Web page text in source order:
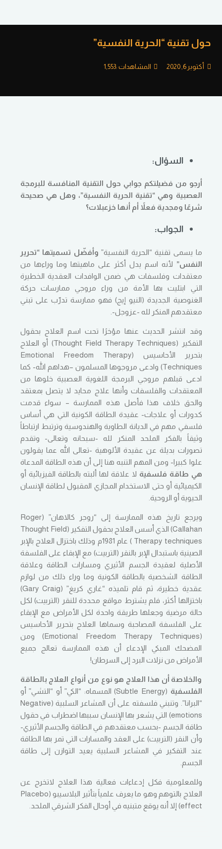
حول تقنية “الحرية النفسية”
أكتوبر 6, 2020 المشاهدات :1,553
السؤال:
أرجو من فضيلتكم جوابي حول التقنية المنافسة للبرمجة
العصبية وهي “تقنية الحرية النفسية”، وهل هي صحيحة
شرعًا ومجدية فعلاً أم أنها خزعبلات؟
الجواب:
ما يسمى تقنية “الحرية النفسية” وأفضّل تسميتها “تحرير
النفس” لأنه اسم يدل أكثر على ماهيتها وما وراءها من
معتقدات وفلسفات هي ضمن الوافدات العقدية الخطيرة
التي ابتليت بها الأمة من وراء مروجي ممارسات حركة
الغنوصية الجديدة (النيو إيج) فهو ممارسة تدرّب على تبني
معتقدهم المنكر لله -عزوجل-.
وقد انتشر الحديث عنها مؤخرًا تحت اسم العلاج بحقول
التفكير (Thought Field Therapy Techniques) أو العلاج
بتحرير الأحاسيس (Emotional Freedom Therapy
Techniques) وادعى مروجوها المسلمون –هداهم الله- كما
ادعى قبلهم مروجي البرمجة اللغوية العصبية خلوها من
المعتقدات والفلسفات وأنها علاج محايد لا يتصل بمعتقد
والحق خلاف هذا فأصل هذه الممارسة – سواء قدمت
كدورات أو علاجات- عقيدة الطاقة الكونية التي هي أساس
فلسفي مهم في الديانة الطاوية والهندوسية وترتبط ارتباطاً
وثيقاً بالفكر الملحد المنكر لله -سبحانه وتعالى- وتقدم
تصورات بديلة عن عقيدة الألوهية -تعالى الله عما يقولون
علوا كبيرا- ومن المهم التنبه هنا إلى أن هذه الطاقة المدعاة
هي طاقة فلسفية لا علاقة لها ألبته بالطاقة الفيزيائية أو
الكيميائية أو حتى الاستخدام المجازي المقبول لطاقة الإنسان
الحيوية أو الروحية.
ويرجع تاريخ هذه الممارسة إلى “روجر كالاهان” (Roger
Callahan) الذي أسس العلاج بحقول التفكير (Thought Field
Therapy techniques ) عام 1981م وذلك باختزال العلاج بالإبر
الصينية باستبدال الإبر بالنقر (التربيت) مع الإبقاء على الفلسفة
الأصلية لعقيدة الجسم الأثيري ومسارات الطاقة وعلاقة
الطاقة الشخصية بالطاقة الكونية وما وراء ذلك من لوازم
عقدية خطيرة، ثم قام تلميذه “غاري كريغ” (Gary Craig)
باختزالها أكثر، فلم يشترط مواقع محددة للنقر (التربيت) لكل
حالة مرضية وجعلها طريقة واحدة لكل الأمراض مع الإبقاء
على الفلسفة المصاحبة وسماها العلاج بتحرير الأحاسيس
(Emotional Freedom Therapy Techniques) ومن
المضحك المبكي الإدعاء أن هذه الممارسة تعالج جميع
الأمراض من نزلات البرد إلى السرطان!
والخلاصة أن هذا العلاج هو نوع من أنواع العلاج بالطاقة
الفلسفية
(Subtle Energy) المسماه: “الكي” أو “التشي” أو
“البرانا”. وتنبني فلسفته على أن المشاعر السلبية (Negative
emotions) التي يشعر بها الإنسان سببها اضطراب في حقول
طاقة الجسم -بحسب معتقدهم في الطاقة والجسم الأثيري-
وأن النقر (التربيت) على العقد والمسارات التي تمر بها الطاقة
عند التفكير في المشاعر السلبية يعيد التوازن إلى طاقة
الجسم.
وللمعلومية فكل إدعاءات فعالية هذا العلاج لاتخرج عن
العلاج بالتوهم وهو ما يعرف علمياً بتأثير البلاسيبو (Placebo
effect) إلا أنه يوقع متبنيه في أوحال الفكر الشرقي الملحد.